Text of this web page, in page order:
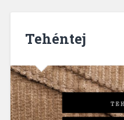
Tehéntej